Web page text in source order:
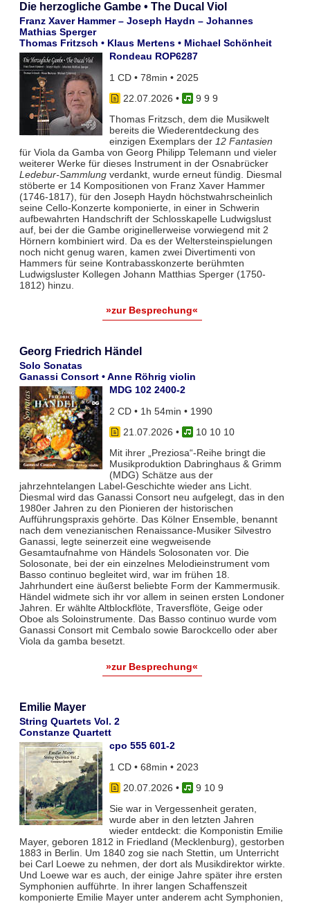
Die herzogliche Gambe • The Ducal Viol
Franz Xaver Hammer – Joseph Haydn – Johannes
Mathias Sperger
Thomas Fritzsch • Klaus Mertens • Michael Schönheit
Rondeau ROP6287
1 CD • 78min • 2025
22.07.2026 •
9 9 9
Thomas Fritzsch, dem die Musikwelt
bereits die Wiederentdeckung des
einzigen Exemplars der 12 Fantasien
für Viola da Gamba von Georg Philipp Telemann und vieler
weiterer Werke für dieses Instrument in der Osnabrücker
Ledebur-Sammlungverdankt, wurde erneut fündig. Diesmal
stöberte er 14 Kompositionen von Franz Xaver Hammer
(1746-1817), für den Joseph Haydn höchstwahrscheinlich
seine Cello-Konzerte komponierte, in einer in Schwerin
aufbewahrten Handschrift der Schlosskapelle Ludwigslust
auf, bei der die Gambe originellerweise vorwiegend mit 2
Hörnern kombiniert wird. Da es der Weltersteinspielungen
noch nicht genug waren, kamen zwei Divertimenti von
Hammers für seine Kontrabasskonzerte berühmten
Ludwigsluster Kollegen Johann Matthias Sperger (1750-
1812) hinzu.
»zur Besprechung«
Georg Friedrich Händel
Solo Sonatas
Ganassi Consort • Anne Röhrig violin
MDG 102 2400-2
2 CD • 1h 54min • 1990
21.07.2026 •
10 10 10
Mit ihrer „Preziosa“-Reihe bringt die
Musikproduktion Dabringhaus & Grimm
(MDG) Schätze aus der
jahrzehntelangen Label-Geschichte wieder ans Licht.
Diesmal wird das Ganassi Consort neu aufgelegt, das in den
1980er Jahren zu den Pionieren der historischen
Aufführungspraxis gehörte. Das Kölner Ensemble, benannt
nach dem venezianischen Renaissance-Musiker Silvestro
Ganassi, legte seinerzeit eine wegweisende
Gesamtaufnahme von Händels Solosonaten vor. Die
Solosonate, bei der ein einzelnes Melodieinstrument vom
Basso continuo begleitet wird, war im frühen 18.
Jahrhundert eine äußerst beliebte Form der Kammermusik.
Händel widmete sich ihr vor allem in seinen ersten Londoner
Jahren. Er wählte Altblockflöte, Traversflöte, Geige oder
Oboe als Soloinstrumente. Das Basso continuo wurde vom
Ganassi Consort mit Cembalo sowie Barockcello oder aber
Viola da gamba besetzt.
»zur Besprechung«
Emilie Mayer
String Quartets Vol. 2
Constanze Quartett
cpo 555 601-2
1 CD • 68min • 2023
20.07.2026 •
9 10 9
Sie war in Vergessenheit geraten,
wurde aber in den letzten Jahren
wieder entdeckt: die Komponistin Emilie
Mayer, geboren 1812 in Friedland (Mecklenburg), gestorben
1883 in Berlin. Um 1840 zog sie nach Stettin, um Unterricht
bei Carl Loewe zu nehmen, der dort als Musikdirektor wirkte.
Und Loewe war es auch, der einige Jahre später ihre ersten
Symphonien aufführte. In ihrer langen Schaffenszeit
komponierte Emilie Mayer unter anderem acht Symphonien,